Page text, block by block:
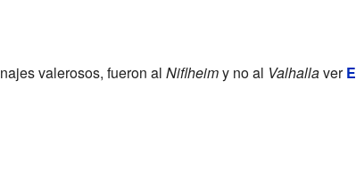
valerosos, fueron al Niflheimy no al Valhallaver